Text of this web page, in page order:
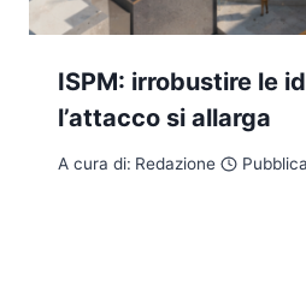
ISPM: irrobustire le
l’attacco si allarga
A cura di: Redazione